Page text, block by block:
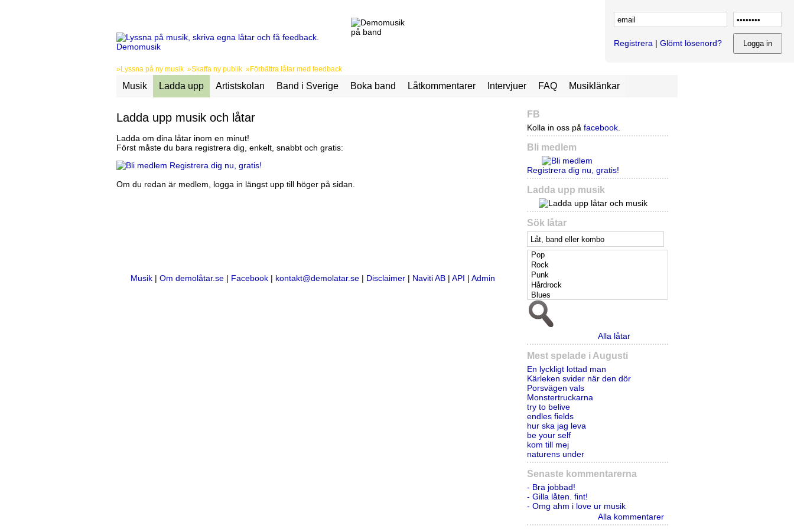
Registrera | Glömt lösenord?
»Lyssna på ny musik »Skaffa ny publik »Förbättra låtar med feedback
Musik Ladda upp Artistskolan Band i Sverige Boka band Låtkommentarer Intervjuer FAQ Musiklänkar
Ladda upp musik och låtar
Ladda om dina låtar inom en minut!
Först måste du bara registrera dig, enkelt, snabbt och gratis:
Registrera dig nu, gratis!
Om du redan är medlem, logga in längst upp till höger på sidan.
Musik | Om demolåtar.se | Facebook | kontakt@demolatar.se | Disclaimer | Naviti AB | API | Admin
FB
Kolla in oss på facebook.
Bli medlem
Registrera dig nu, gratis!
Ladda upp musik
Sök låtar
Alla låtar
Mest spelade i Augusti
En lyckligt lottad man
Kärleken svider när den dör
Porsvägen vals
Monstertruckarna
try to belive
endles fields
hur ska jag leva
be your self
kom till mej
naturens under
Senaste kommentarerna
- Bra jobbad!
- Gilla låten. fint!
- Omg ahm i love ur musik
Alla kommentarer